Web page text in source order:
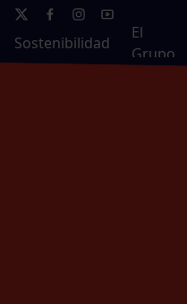
Sostenibilidad
El
Grupo